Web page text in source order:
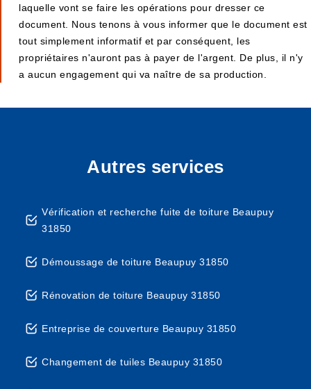
laquelle vont se faire les opérations pour dresser ce
document. Nous tenons à vous informer que le document est
tout simplement informatif et par conséquent, les
propriétaires n'auront pas à payer de l'argent. De plus, il n'y
a aucun engagement qui va naître de sa production.
Autres services
Vérification et recherche fuite de toiture Beaupuy
31850
Démoussage de toiture Beaupuy 31850
Rénovation de toiture Beaupuy 31850
Entreprise de couverture Beaupuy 31850
Changement de tuiles Beaupuy 31850